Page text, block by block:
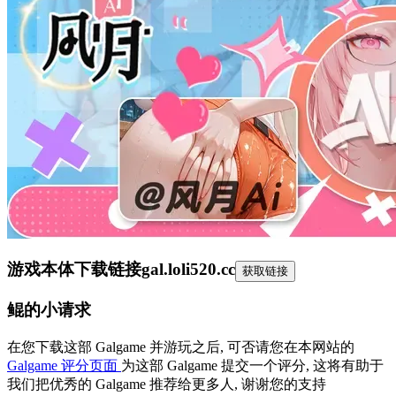
游戏本体下载链接gal.loli520.cc 获取链接
鲲的小请求
在您下载这部 Galgame 并游玩之后, 可否请您在本网站的
Galgame 评分页面 为这部 Galgame 提交一个评分, 这将有助于
我们把优秀的 Galgame 推荐给更多人, 谢谢您的支持